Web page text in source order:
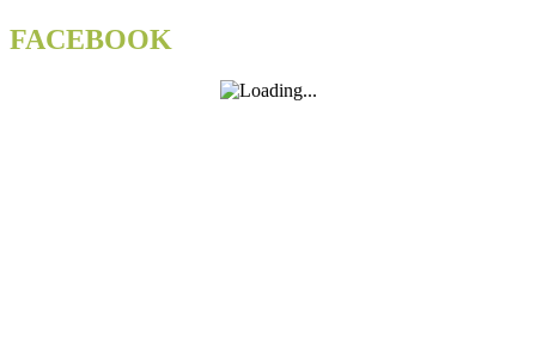
FACEBOOK